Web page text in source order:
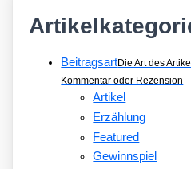
BeitragsartDie Art des
Kommentar oder Rezension
Artikel
Erzählung
Featured
Gewinnspiel